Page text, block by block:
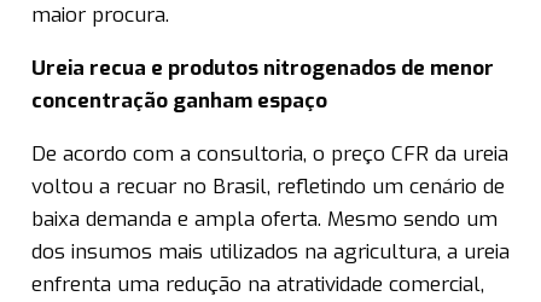
maior procura.
Ureia recua e produtos nitrogenados de menor
concentração ganham espaço
De acordo com a consultoria, o preço CFR da ureia
voltou a recuar no Brasil, refletindo um cenário de
baixa demanda e ampla oferta. Mesmo sendo um
dos insumos mais utilizados na agricultura, a ureia
enfrenta uma redução na atratividade comercial,